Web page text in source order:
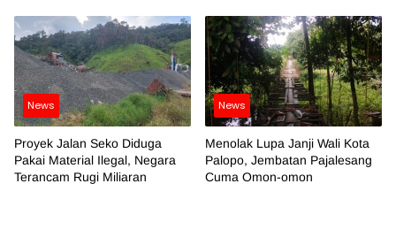
News
Proyek Jalan Seko Diduga
Pakai Material Ilegal, Negara
Terancam Rugi Miliaran
News
Menolak Lupa Janji Wali Kota
Palopo, Jembatan Pajalesang
Cuma Omon-omon